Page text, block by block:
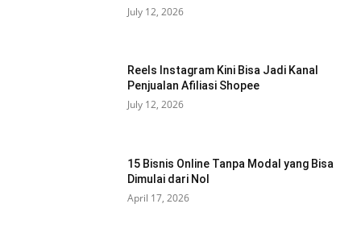
July 12, 2026
Reels Instagram Kini Bisa Jadi Kanal
Penjualan Afiliasi Shopee
July 12, 2026
15 Bisnis Online Tanpa Modal yang Bisa
Dimulai dari Nol
April 17, 2026